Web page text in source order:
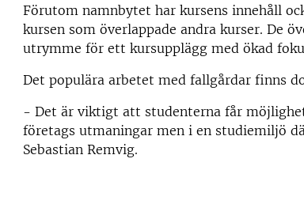
Förutom namnbytet har kursens innehåll
kursen som överlappade andra kurser. De
utrymme för ett kursupplägg med ökad
Det populära arbetet med fallgårdar finns
- Det är viktigt att studenterna får
företags utmaningar men i en studiemiljö
Sebastian Remvig.